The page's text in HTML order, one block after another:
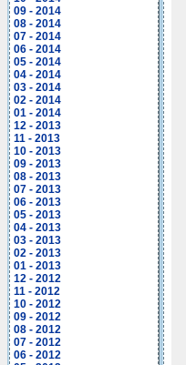
09 - 2014
08 - 2014
07 - 2014
06 - 2014
05 - 2014
04 - 2014
03 - 2014
02 - 2014
01 - 2014
12 - 2013
11 - 2013
10 - 2013
09 - 2013
08 - 2013
07 - 2013
06 - 2013
05 - 2013
04 - 2013
03 - 2013
02 - 2013
01 - 2013
12 - 2012
11 - 2012
10 - 2012
09 - 2012
08 - 2012
07 - 2012
06 - 2012